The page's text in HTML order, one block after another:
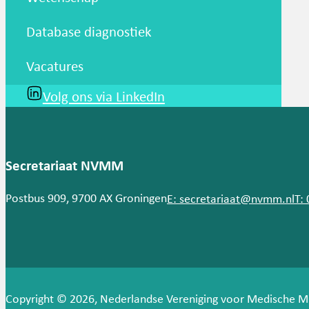
Database diagnostiek
Vacatures
Volg ons via LinkedIn
Secretariaat NVMM
Postbus 909, 9700 AX GroningenE: secretariaat@nvmm.nl T:
Copyright © 2026, Nederlandse Vereniging voor Medische